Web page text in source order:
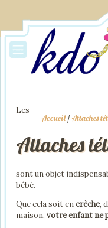
Accueil/ Attaches
Attaches
Les
sont un objet
bébé.
Que cela soit encrèche,
maison, votre enfant ne